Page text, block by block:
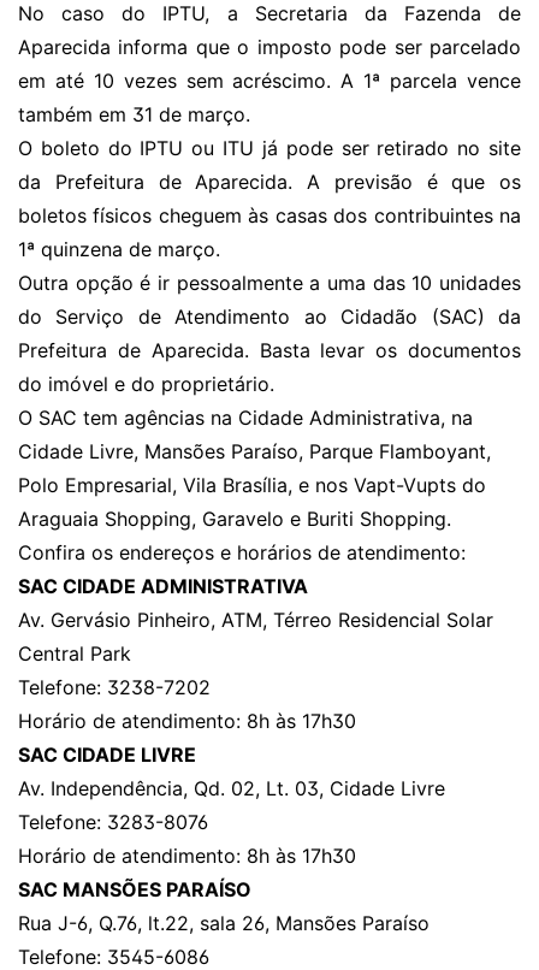
No caso do IPTU, a Secretaria da Fazenda de
Aparecida informa que o imposto pode ser parcelado
em até 10 vezes sem acréscimo. A 1ª parcela vence
também em 31 de março.
O boleto do IPTU ou ITU já pode ser retirado no site
da Prefeitura de Aparecida. A previsão é que os
boletos físicos cheguem às casas dos contribuintes na
1ª quinzena de março.
Outra opção é ir pessoalmente a uma das 10 unidades
do Serviço de Atendimento ao Cidadão (SAC) da
Prefeitura de Aparecida. Basta levar os documentos
do imóvel e do proprietário.
O SAC tem agências na Cidade Administrativa, na
Cidade Livre, Mansões Paraíso, Parque Flamboyant,
Polo Empresarial, Vila Brasília, e nos Vapt-Vupts do
Araguaia Shopping, Garavelo e Buriti Shopping.
Confira os endereços e horários de atendimento:
SAC CIDADE ADMINISTRATIVA
Av. Gervásio Pinheiro, ATM, Térreo Residencial Solar
Central Park
Telefone: 3238-7202
Horário de atendimento: 8h às 17h30
SAC CIDADE LIVRE
Av. Independência, Qd. 02, Lt. 03, Cidade Livre
Telefone: 3283-8076
Horário de atendimento: 8h às 17h30
SAC MANSÕES PARAÍSO
Rua J-6, Q.76, lt.22, sala 26, Mansões Paraíso
Telefone: 3545-6086